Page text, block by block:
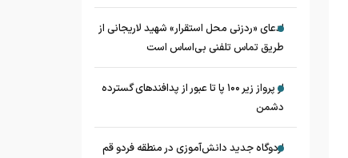
ادعای «ردزنی محل استقرار» شهید لاریجانی از
طریق تماس تلفنی بی‌اساس است
از پرواز زیر ۱۰۰ پا تا عبور از پدافند‌های گسترده
دشمن
اردوگاه جدید دانش‌آموزی در منطقه فردو قم